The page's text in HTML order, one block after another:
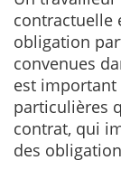
contractuelle
obligation
convenues
est important
particulières
contrat, qui
des